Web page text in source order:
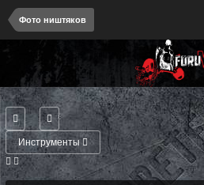
Фото ништяков
Инструменты